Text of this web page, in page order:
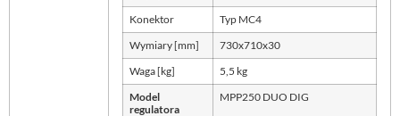
Konektor Typ MC4
Wymiary [mm] 730x710x30
Waga [kg] 5,5 kg
Model
regulatora
MPP250 DUO DIG